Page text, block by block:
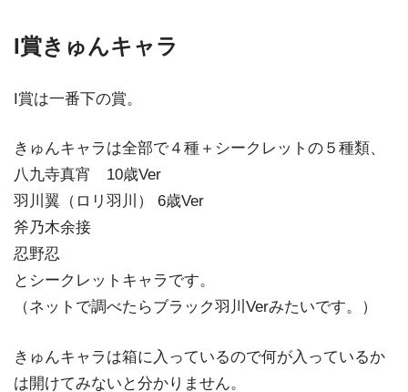
I賞きゅんキャラ
I賞は一番下の賞。
きゅんキャラは全部で４種＋シークレットの５種類、
八九寺真宵 10歳Ver
羽川翼（ロリ羽川） 6歳Ver
斧乃木余接
忍野忍
とシークレットキャラです。
（ネットで調べたらブラック羽川Verみたいです。）
きゅんキャラは箱に入っているので何が入っているか
は開けてみないと分かりません。